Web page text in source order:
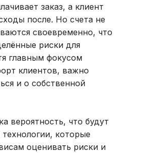
заказ, а клиент
после. Но счета не
своевременно, что
риски для
главным фокусом
клиентов, важно
и о собственной
вероятность, что будут
которые
оценивать риски и